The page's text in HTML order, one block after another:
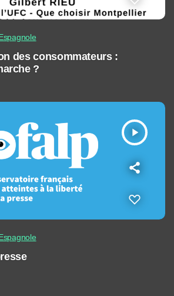
des consommateurs :
?
play_arrow